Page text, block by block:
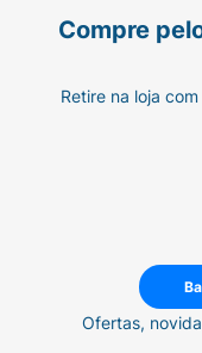
Compre
Retire na loja
Ofertas,